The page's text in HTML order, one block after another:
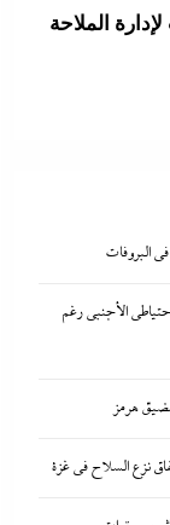
الملاحة
البروفات
الأجنبي رغم
هرمز
نزع السلاح في غزة